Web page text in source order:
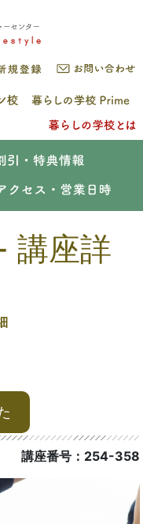
講座詳
講座番号：254-358